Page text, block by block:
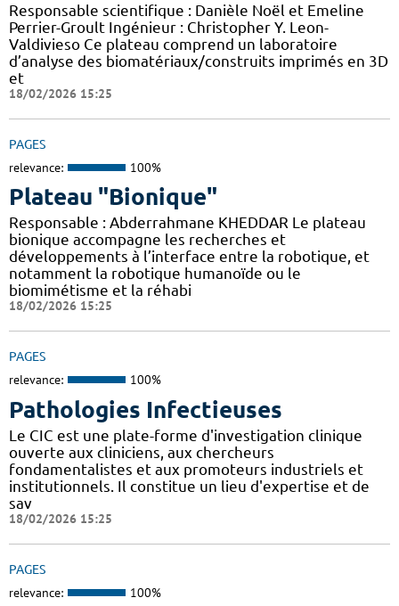
Responsable scientifique : Danièle Noël et Emeline
Perrier-Groult Ingénieur : Christopher Y. Leon-
Valdivieso Ce plateau comprend un laboratoire
d’analyse des biomatériaux/construits imprimés en 3D
et
18/02/2026 15:25
PAGES
relevance: 100%
Plateau "Bionique"
Responsable : Abderrahmane KHEDDAR Le plateau
bionique accompagne les recherches et
développements à l’interface entre la robotique, et
notamment la robotique humanoïde ou le
biomimétisme et la réhabi
18/02/2026 15:25
PAGES
relevance: 100%
Pathologies Infectieuses
Le CIC est une plate-forme d'investigation clinique
ouverte aux cliniciens, aux chercheurs
fondamentalistes et aux promoteurs industriels et
institutionnels. Il constitue un lieu d'expertise et de
sav
18/02/2026 15:25
PAGES
relevance: 100%